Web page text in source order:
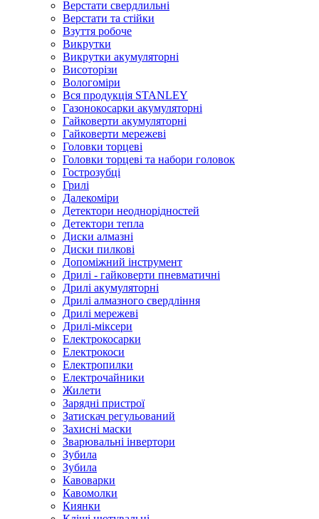
Верстати свердлильні
Верстати та стійки
Взуття робоче
Викрутки
Викрутки акумуляторні
Висоторізи
Вологоміри
Вся продукція STANLEY
Газонокосарки акумуляторні
Гайковерти акумуляторні
Гайковерти мережеві
Головки торцеві
Головки торцеві та набори головок
Гострозубці
Грилі
Далекоміри
Детектори неоднорідностей
Детектори тепла
Диски алмазні
Диски пилкові
Допоміжний інструмент
Дрилі - гайковерти пневматичні
Дрилі акумуляторні
Дрилі алмазного свердління
Дрилі мережеві
Дрилі-міксери
Електрокосарки
Електрокоси
Електропилки
Електрочайники
Жилети
Зарядні пристрої
Затискач регульований
Захисні маски
Зварювальні інвертори
Зубила
Зубила
Кавоварки
Кавомолки
Киянки